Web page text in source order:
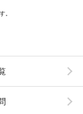
。